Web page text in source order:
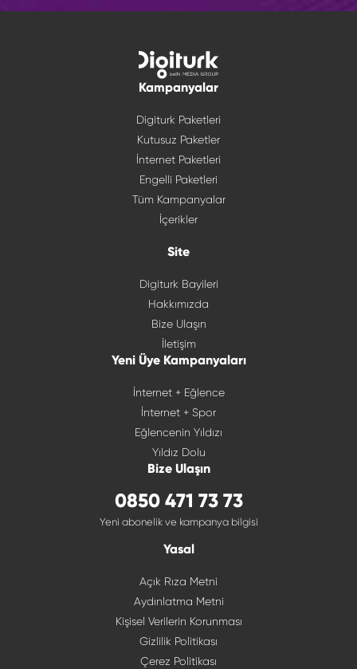
Kampanyalar
Digiturk Paketleri
Kutusuz Paketler
İnternet Paketleri
Engelli Paketleri
Tüm Kampanyalar
İçerikler
Site
Digiturk Bayileri
Hakkımızda
Bize Ulaşın
İletişim
Yeni Üye Kampanyaları
İnternet + Eğlence
İnternet + Spor
Eğlencenin Yıldızı
Yıldız Dolu
Bize Ulaşın
0850 471 73 73
Yeni abonelik ve kampanya bilgisi
Yasal
Açık Rıza Metni
Aydınlatma Metni
Kişisel Verilerin Korunması
Gizlilik Politikası
Çerez Politikası